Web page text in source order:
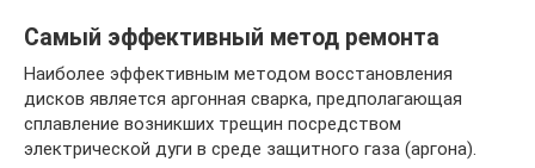
Самый эффективный метод ремонта
Наиболее эффективным методом восстановления
дисков является аргонная сварка, предполагающая
сплавление возникших трещин посредством
электрической дуги в среде защитного газа (аргона).